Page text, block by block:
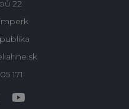
22
171